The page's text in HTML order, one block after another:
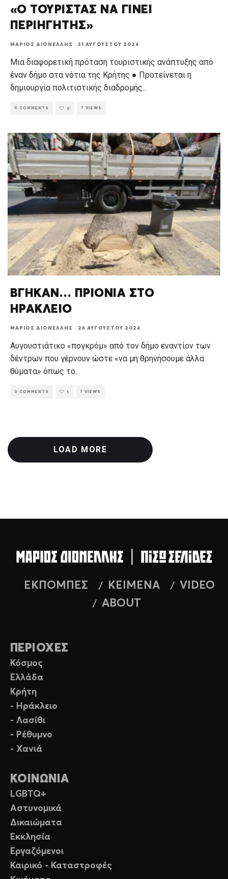
«Ο ΤΟΥΡΙΣΤΑΣ ΝΑ ΓΙΝΕΙ
ΠΕΡΙΗΓΗΤΗΣ»
ΜΆΡΙΟΣ ΔΙΟΝΈΛΛΗΣ · 31 ΑΥΓΟΎΣΤΟΥ 2024
Μια διαφορετική πρόταση τουριστικής ανάπτυξης από
έναν δήμο στα νότια της Κρήτης ● Προτείνεται η
δημιουργία πολιτιστικής διαδρομής...
0 COMMENTS 0 7 VIEWS
ΒΓΗΚΑΝ… ΠΡΙΟΝΙΑ ΣΤΟ
ΗΡΑΚΛΕΙΟ
ΜΆΡΙΟΣ ΔΙΟΝΈΛΛΗΣ · 26 ΑΥΓΟΎΣΤΟΥ 2024
Αυγουστιάτικο «πογκρόμ» από τον δήμο εναντίον των
δέντρων που γέρνουν ώστε «να μη θρηνήσουμε άλλα
θύματα» όπως το...
0 COMMENTS 1 7 VIEWS
LOAD MORE
ΕΚΠΟΜΠΕΣ ΚΕΙΜΕΝΑ
VIDEO
ABOUT
ΠΕΡΙΟΧΕΣ
Κόσμος
Ελλάδα
Κρήτη
- Ηράκλειο
- Λασίθι
- Ρέθυμνο
- Χανιά
ΚΟΙΝΩΝΙΑ
LGBTQ+
Αστυνομικά
Δικαιώματα
Εκκλησία
Εργαζόμενοι
Καιρικό - Καταστροφές